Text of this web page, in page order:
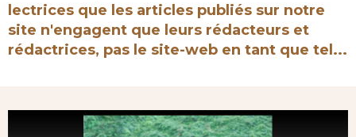
lectrices que les articles publiés sur notre
site n'engagent que leurs rédacteurs et
rédactrices, pas le site-web en tant que tel...